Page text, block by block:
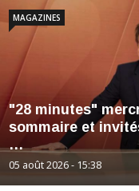
"28 minutes"
sommaire et
…
05 août 2026 - 15:38
MAGAZINES